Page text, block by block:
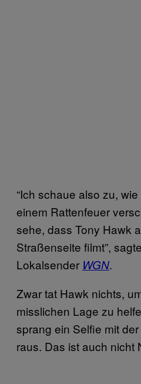
“Ich schaue also zu,
einem Rattenfeuer
sehe, dass Tony Hawk
Straßenseite filmt”,
Lokalsender WGN.
Zwar tat Hawk nichts,
misslichen Lage zu
sprang ein Selfie mit
raus. Das ist auch nicht